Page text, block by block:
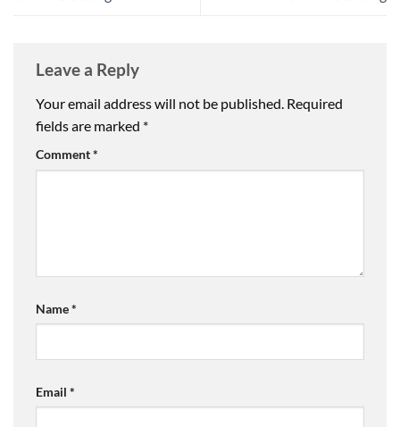
Leave a Reply
Your email address will not be published. Required
fields are marked *
Comment*
Name*
Email *